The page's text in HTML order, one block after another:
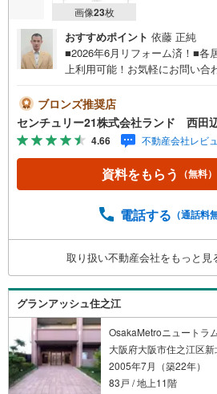
画像23枚
おすすめポイント 依藤 正純
■2026年6月リフォーム済！■各
上利用可能！お気軽にお問い
は・・・ お客様のニーズに寄
ご購入に最後まで伴走いたしま
承っております。●購入・売却
でもお気軽にご相談くださいま
「西田辺」駅より徒歩1分！〇
曜日・水曜日定休日※祝日は営
ります！
ブロンズ推奨店
センチュリー21株式会社ランド 西田
4.66 不動産会社レビ
資料をもらう （無料）
電話する （通話料
取り扱い不動産会社をもっと見
グランアッシュ住之江
OsakaMetroニュートラ
大阪府大阪市住之江区新
2005年7月（築22年）
83戸 / 地上11階